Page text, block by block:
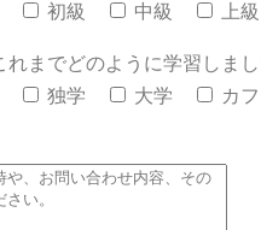
初級 中級 上級
れまでどのように学習しま
独学 大学 カ